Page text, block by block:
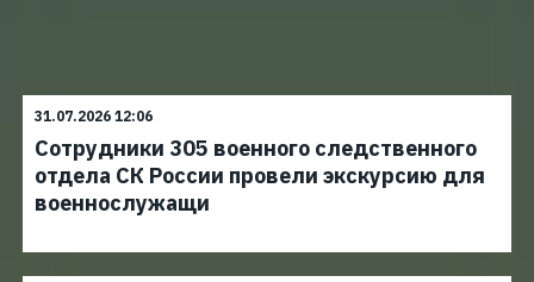
31.07.2026 12:06
Сотрудники 305 военного следственного
отдела СК России провели экскурсию для
военнослужащи